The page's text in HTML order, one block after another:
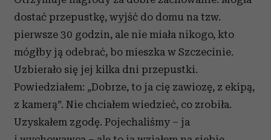
dostać przepustkę, wyjść do domu na tzw.
pierwsze 30 godzin, ale nie miała nikogo, kto
mógłby ją odebrać, bo mieszka w Szczecinie.
Uzbierało się jej kilka dni przepustki.
Powiedziałem: „Dobrze, to ja cię zawiozę, z ekipą,
z kamerą”. Nie chciałem wiedzieć, co zrobiła.
Uzyskałem zgodę. Pojechaliśmy – ja